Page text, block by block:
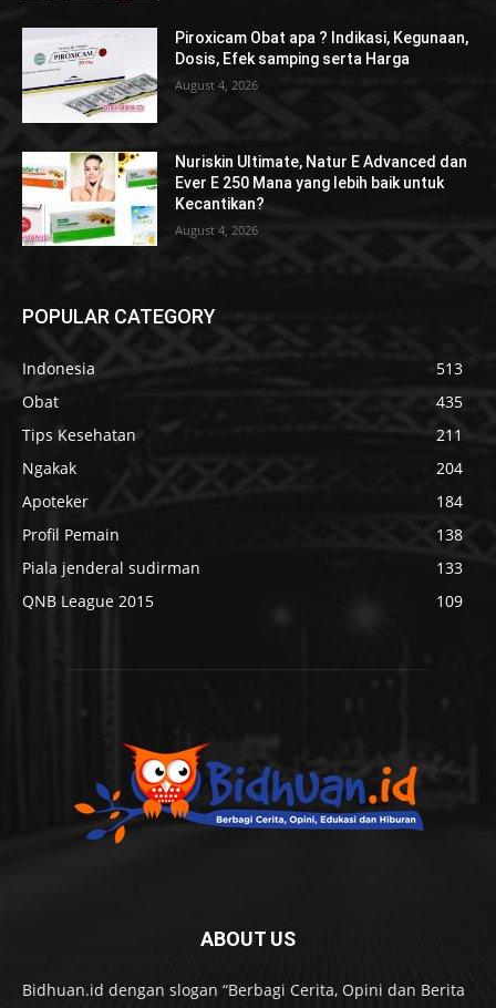
Piroxicam Obat apa ? Indikasi, Kegunaan,
Dosis, Efek samping serta Harga
August 4, 2026
Nuriskin Ultimate, Natur E Advanced dan
Ever E 250 Mana yang lebih baik untuk
Kecantikan?
August 4, 2026
POPULAR CATEGORY
Indonesia
513
Obat
435
Tips Kesehatan
211
Ngakak
204
Apoteker
184
Profil Pemain
138
Piala jenderal sudirman
133
QNB League 2015
109
ABOUT US
Bidhuan.id dengan slogan “Berbagi Cerita, Opini dan Berita